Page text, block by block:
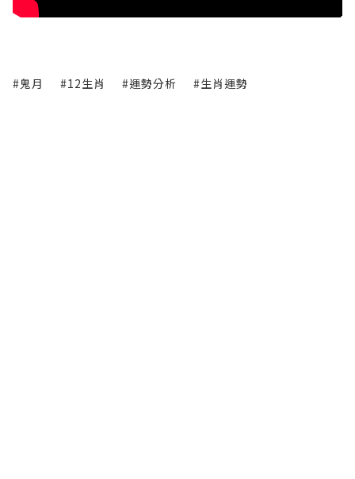
#鬼月 #12生肖 #運勢分析 #生肖運勢